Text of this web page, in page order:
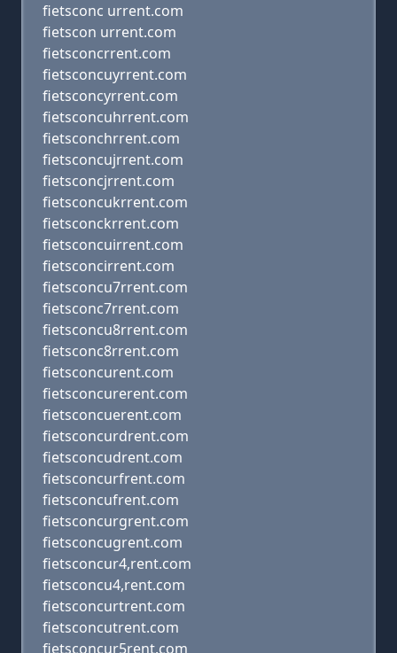
fietsconc urrent.com
fietscon urrent.com
fietsconcrrent.com
fietsconcuyrrent.com
fietsconcyrrent.com
fietsconcuhrrent.com
fietsconchrrent.com
fietsconcujrrent.com
fietsconcjrrent.com
fietsconcukrrent.com
fietsconckrrent.com
fietsconcuirrent.com
fietsconcirrent.com
fietsconcu7rrent.com
fietsconc7rrent.com
fietsconcu8rrent.com
fietsconc8rrent.com
fietsconcurent.com
fietsconcurerent.com
fietsconcuerent.com
fietsconcurdrent.com
fietsconcudrent.com
fietsconcurfrent.com
fietsconcufrent.com
fietsconcurgrent.com
fietsconcugrent.com
fietsconcur4,rent.com
fietsconcu4,rent.com
fietsconcurtrent.com
fietsconcutrent.com
fietsconcur5rent.com